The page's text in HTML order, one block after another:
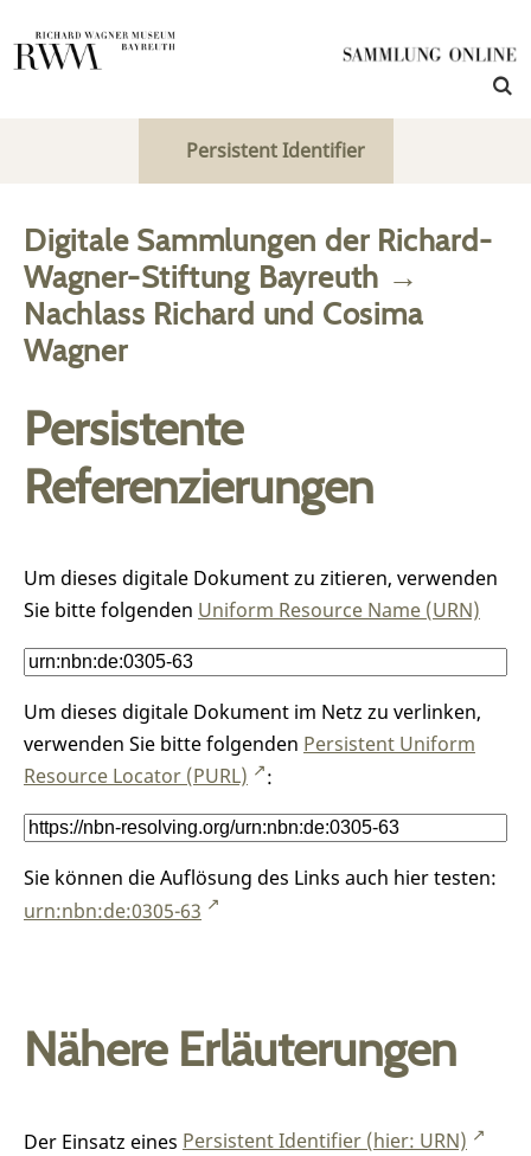
Persistent Identifier
Digitale Sammlungen der Richard-
Wagner-Stiftung Bayreuth →
Nachlass Richard und Cosima
Wagner
Persistente
Referenzierungen
Um dieses digitale Dokument zu zitieren, verwenden
Sie bitte folgenden Uniform Resource Name (URN)
Um dieses digitale Dokument im Netz zu verlinken,
verwenden Sie bitte folgenden Persistent Uniform
Resource Locator (PURL)
:
Sie können die Auflösung des Links auch hier testen:
urn:nbn:de:0305-63
Nähere Erläuterungen
Der Einsatz eines Persistent Identifier (hier: URN)